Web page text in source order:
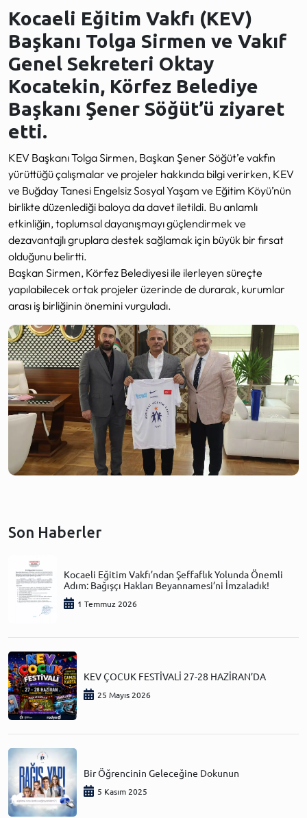
Kocaeli Eğitim Vakfı (KEV)
Başkanı Tolga Sirmen ve Vakıf
Genel Sekreteri Oktay
Kocatekin, Körfez Belediye
Başkanı Şener Söğüt’ü ziyaret
etti.
KEV Başkanı Tolga Sirmen, Başkan Şener Söğüt’e vakfın
yürüttüğü çalışmalar ve projeler hakkında bilgi verirken, KEV
ve Buğday Tanesi Engelsiz Sosyal Yaşam ve Eğitim Köyü’nün
birlikte düzenlediği baloya da davet iletildi. Bu anlamlı
etkinliğin, toplumsal dayanışmayı güçlendirmek ve
dezavantajlı gruplara destek sağlamak için büyük bir fırsat
olduğunu belirtti.
Başkan Sirmen, Körfez Belediyesi ile ilerleyen süreçte
yapılabilecek ortak projeler üzerinde de durarak, kurumlar
arası iş birliğinin önemini vurguladı.
Son Haberler
Kocaeli Eğitim Vakfı’ndan Şeffaflık Yolunda Önemli
Adım: Bağışçı Hakları Beyannamesi’ni İmzaladık!
1 Temmuz 2026
KEV ÇOCUK FESTİVALİ 27-28 HAZİRAN’DA
25 Mayıs 2026
Bir Öğrencinin Geleceğine Dokunun
5 Kasım 2025